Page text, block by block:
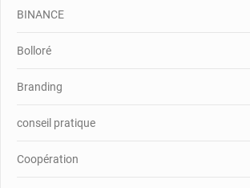
BINANCE
Bolloré
Branding
conseil pratique
Coopération